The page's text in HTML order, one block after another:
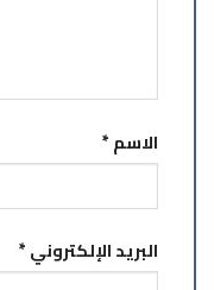
الاسم*
البريد الإلكتروني*